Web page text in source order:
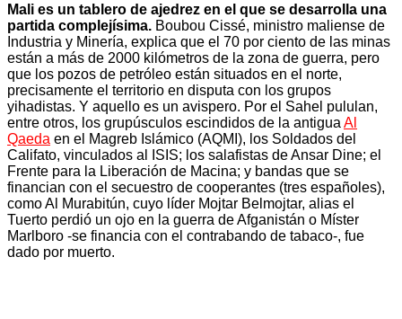
Mali es un tablero de ajedrez en el que se desarrolla una
partida complejísima. Boubou Cissé, ministro maliense de
Industria y Minería, explica que el 70 por ciento de las minas
están a más de 2000 kilómetros de la zona de guerra, pero
que los pozos de petróleo están situados en el norte,
precisamente el territorio en disputa con los grupos
yihadistas. Y aquello es un avispero. Por el Sahel pululan,
entre otros, los grupúsculos escindidos de la antigua Al
Qaeda en el Magreb Islámico (AQMI), los Soldados del
Califato, vinculados al ISIS; los salafistas de Ansar Dine; el
Frente para la Liberación de Macina; y bandas que se
financian con el secuestro de cooperantes (tres españoles),
como Al Murabitún, cuyo líder Mojtar Belmojtar, alias el
Tuerto perdió un ojo en la guerra de Afganistán o Míster
Marlboro -se financia con el contrabando de tabaco-, fue
dado por muerto.